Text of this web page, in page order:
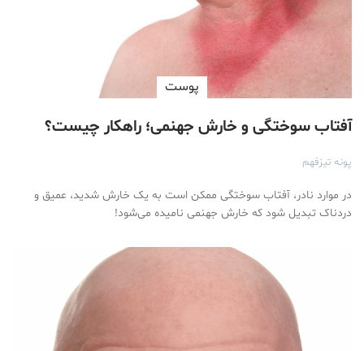
پوست
آفتاب سوختگی و خارش جهنمی؛ راهکار چیست؟
پونه تیزفهم
در موارد نادر، آفتاب سوختگی ممکن است به یک خارش شدید، عمیق و
دردناک تبدیل شود که خارش جهنمی نامیده می‌شود!